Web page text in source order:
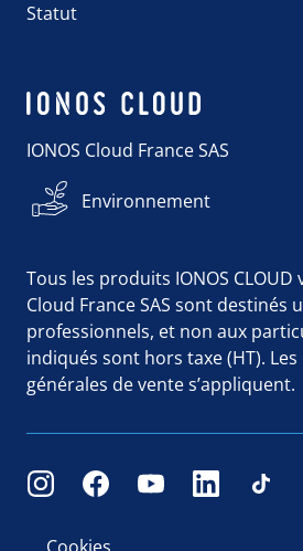
Statut
IONOS Cloud France SAS
Environnement
Tous les produits IONOS CLOUD
Cloud France SAS sont destinés
professionnels, et non aux
indiqués sont hors taxe (HT).
générales de vente s’appliquent.